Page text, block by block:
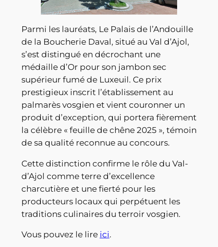
Parmi les lauréats, Le Palais de l’Andouille
de la Boucherie Daval, situé au Val d’Ajol,
s’est distingué en décrochant une
médaille d’Or pour son jambon sec
supérieur fumé de Luxeuil. Ce prix
prestigieux inscrit l’établissement au
palmarès vosgien et vient couronner un
produit d’exception, qui portera fièrement
la célèbre « feuille de chêne 2025 », témoin
de sa qualité reconnue au concours.
Cette distinction confirme le rôle du Val-
d’Ajol comme terre d’excellence
charcutière et une fierté pour les
producteurs locaux qui perpétuent les
traditions culinaires du terroir vosgien.
Vous pouvez le lire ici.